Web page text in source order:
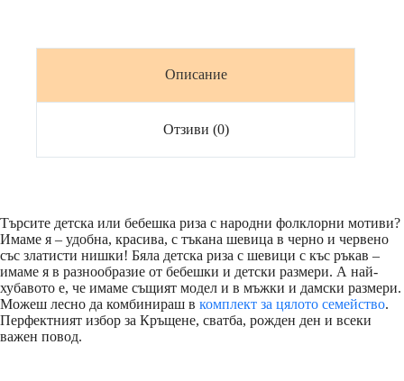
Описание
Отзиви (0)
Търсите детска или бебешка риза с народни фолклорни мотиви?
Имаме я – удобна, красива, с тъкана шевица в черно и червено
със златисти нишки! Бяла детска риза с шевици с къс ръкав –
имаме я в разнообразие от бебешки и детски размери. А най-
хубавото е, че имаме същият модел и в мъжки и дамски размери.
Можеш лесно да комбинираш в комплект за цялото семейство.
Перфектният избор за Кръщене, сватба, рожден ден и всеки
важен повод.